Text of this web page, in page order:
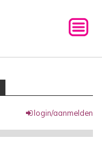
login/aanmelden